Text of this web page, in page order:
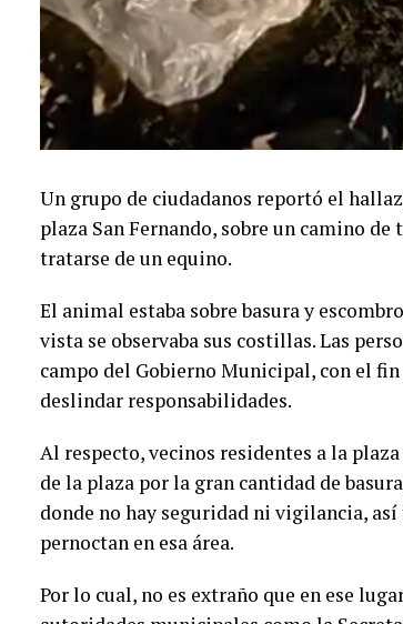
Un grupo de ciudadanos reportó el
plaza San Fernando, sobre un camino
tratarse de un equino.
El animal estaba sobre basura y
vista se observaba sus costillas. Las
campo del Gobierno Municipal, con el
deslindar responsabilidades.
Al respecto, vecinos residentes a la
de la plaza por la gran cantidad de
donde no hay seguridad ni vigilancia,
pernoctan en esa área.
Por lo cual, no es extraño que en ese